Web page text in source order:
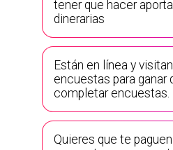
tener que hacer
dinerarias
Están en línea y
encuestas para ganar
completar encuestas.
Quieres que te